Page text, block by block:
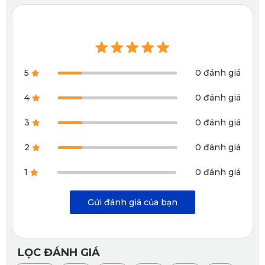
2.2. Làm sạch dễ dàng – không lo bẩn bám lâu ngày
thảm. Người dùng chỉ cần lau bằng khăn ẩm hoặc rửa nhẹ
5 0 đánh giá
4 0 đánh giá
3 0 đánh giá
2 0 đánh giá
1 0 đánh giá
Gửi đánh giá của bạn
LỌC ĐÁNH GIÁ